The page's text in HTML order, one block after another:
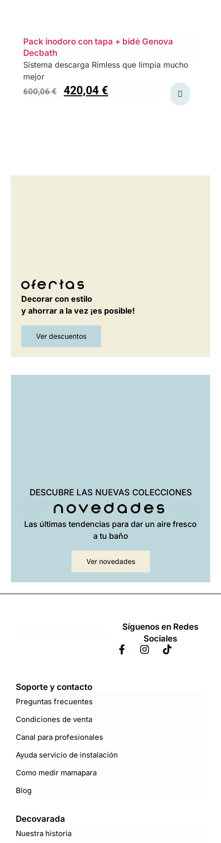
Pack inodoro con tapa + bidé Genova
Decbath
Sistema descarga Rimless que limpia mucho
mejor
600,06€ 420,04 €
Ofertas
Decorar con estilo
y ahorrar a la vez ¡es posible!
Ver descuentos
DESCUBRE LAS NUEVAS COLECCIONES
Novedades
Las últimas tendencias para dar un aire fresco
a tu baño
Ver novedades
Síguenos en Redes
Sociales
Soporte y contacto
Preguntas frecuentes
Condiciones de venta
Canal para profesionales
Ayuda servicio de instalación
Como medir mamapara
Blog
Decovarada
Nuestra historia